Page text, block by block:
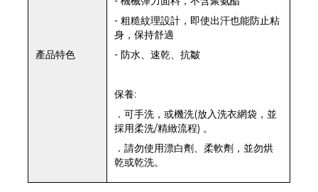
產品特色
- 粗糙紋理設計，即使出汗也能防止粘
身，保持舒適
- 防水、速乾、抗皺
保養:
．可手洗，或機洗(放入洗衣網袋，並
採用柔洗/精緻流程) 。
．請勿使用漂白劑、柔軟劑，並勿烘
乾或乾洗。